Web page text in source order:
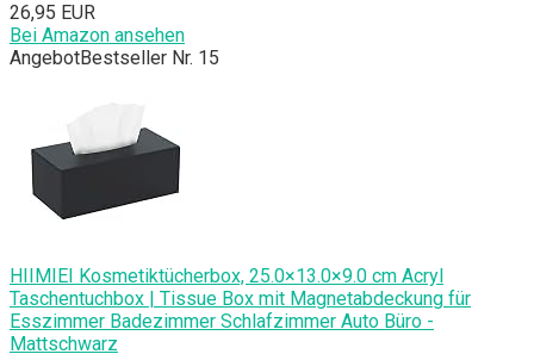
26,95 EUR
Bei Amazon ansehen
AngebotBestseller Nr. 15
HIIMIEI Kosmetiktücherbox, 25.0×13.0×9.0 cm Acryl
Taschentuchbox | Tissue Box mit Magnetabdeckung für
Esszimmer Badezimmer Schlafzimmer Auto Büro -
Mattschwarz